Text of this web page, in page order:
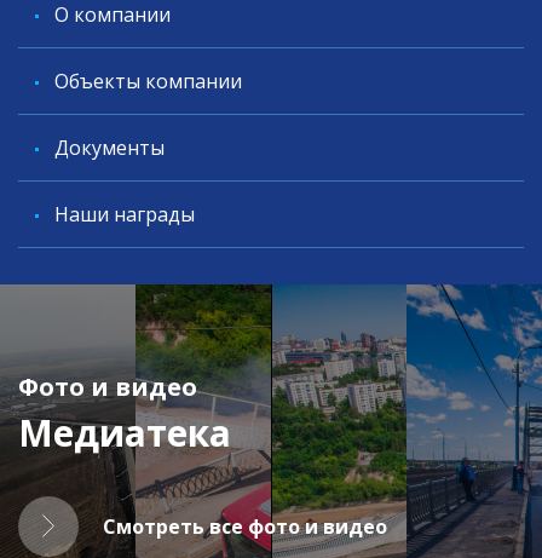
O компании
Объекты компании
Документы
Наши награды
Фото и видео
Медиатека
Смотреть все фото и видео